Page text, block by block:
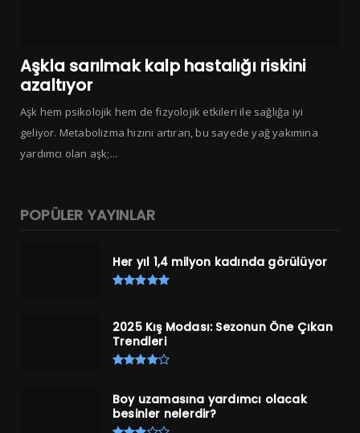
Aşkla sarılmak kalp hastalığı riskini
azaltıyor
Aşk hem psikolojik hem de fizyolojik etkileri ile sağlığa iyi
geliyor. Metabolizma hızını artıran, bu sayede yağ yakımına
yardımcı olan aşk;...
POPÜLER YAYINLAR
Her yıl 1,4 milyon kadında görülüyor
2025 Kış Modası: Sezonun Öne Çıkan
Trendleri
Boy uzamasına yardımcı olacak
besinler nelerdir?